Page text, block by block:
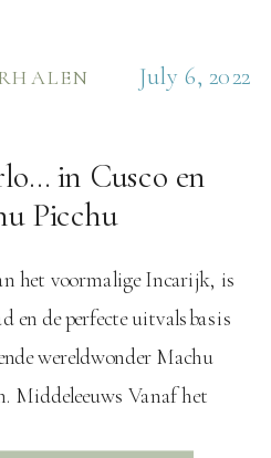
in Cusco en
Picchu
het voormalige Incarijk, is
en de perfecte uitvalsbasis
wereldwonder Machu
Middeleeuws Vanaf het
July 6, 2022